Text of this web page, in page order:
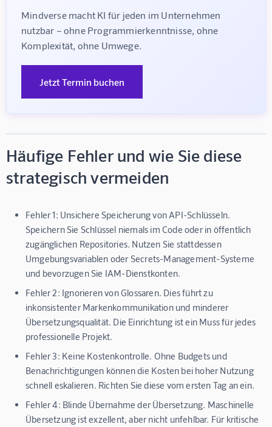
Mindverse macht KI für jeden im Unternehmen
nutzbar – ohne Programmierkenntnisse, ohne
Komplexität, ohne Umwege.
Jetzt Termin buchen
Häufige Fehler und wie Sie diese
strategisch vermeiden
Fehler 1: Unsichere Speicherung von API-Schlüsseln.
Speichern Sie Schlüssel niemals im Code oder in öffentlich
zugänglichen Repositories. Nutzen Sie stattdessen
Umgebungsvariablen oder Secrets-Management-Systeme
und bevorzugen Sie IAM-Dienstkonten.
Fehler 2: Ignorieren von Glossaren. Dies führt zu
inkonsistenter Markenkommunikation und minderer
Übersetzungsqualität. Die Einrichtung ist ein Muss für jedes
professionelle Projekt.
Fehler 3: Keine Kostenkontrolle. Ohne Budgets und
Benachrichtigungen können die Kosten bei hoher Nutzung
schnell eskalieren. Richten Sie diese vom ersten Tag an ein.
Fehler 4: Blinde Übernahme der Übersetzung. Maschinelle
Übersetzung ist exzellent, aber nicht unfehlbar. Für kritische